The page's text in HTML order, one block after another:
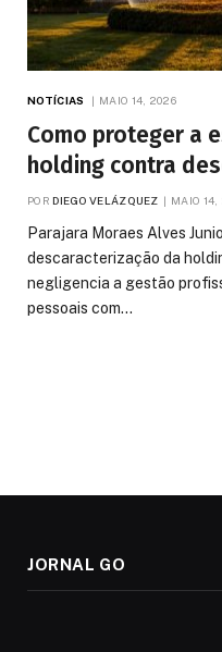
NOTÍCIAS MAIO 14, 2026
Como proteger a
holding contra
POR DIEGO VELÁZQUEZ MAIO 14,
Parajara Moraes Alves
descaracterização da
negligencia a gestão
pessoais com…
JORNAL GO